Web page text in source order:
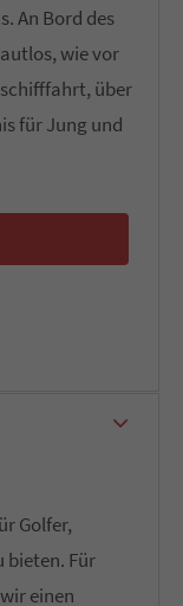
An Bord des
wie vor
über
für Jung und
Golfer,
bieten. Für
einen